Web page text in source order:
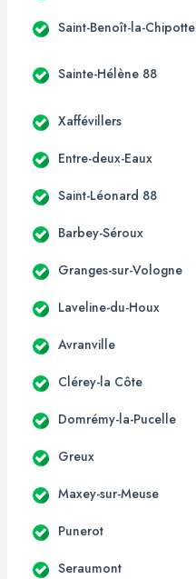
Saint-Benoît-la-Chipotte
Sainte-Hélène 88
Xaffévillers
Entre-deux-Eaux
Saint-Léonard 88
Barbey-Séroux
Granges-sur-Vologne
Laveline-du-Houx
Avranville
Clérey-la Côte
Domrémy-la-Pucelle
Greux
Maxey-sur-Meuse
Punerot
Seraumont